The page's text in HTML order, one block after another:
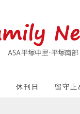
休刊日 留守止